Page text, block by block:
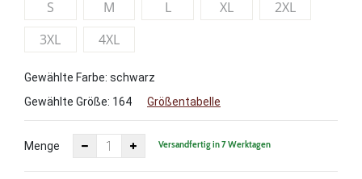
S
M L XL
2XL
3XL
4XL
Gewählte Farbe: schwarz
Gewählte Größe: 164 Größentabelle
Menge Versandfertig in 7 Werktagen